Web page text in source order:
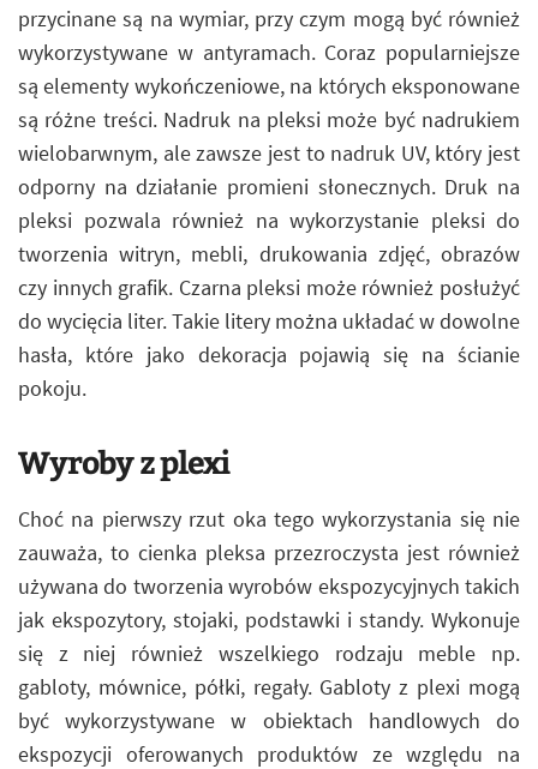
przycinane są na wymiar, przy czym mogą być również
wykorzystywane w antyramach. Coraz popularniejsze
są elementy wykończeniowe, na których eksponowane
są różne treści. Nadruk na pleksi może być nadrukiem
wielobarwnym, ale zawsze jest to nadruk UV, który jest
odporny na działanie promieni słonecznych. Druk na
pleksi pozwala również na wykorzystanie pleksi do
tworzenia witryn, mebli, drukowania zdjęć, obrazów
czy innych grafik. Czarna pleksi może również posłużyć
do wycięcia liter. Takie litery można układać w dowolne
hasła, które jako dekoracja pojawią się na ścianie
pokoju.
Wyroby z plexi
Choć na pierwszy rzut oka tego wykorzystania się nie
zauważa, to cienka pleksa przezroczysta jest również
używana do tworzenia wyrobów ekspozycyjnych takich
jak ekspozytory, stojaki, podstawki i standy. Wykonuje
się z niej również wszelkiego rodzaju meble np.
gabloty, mównice, półki, regały. Gabloty z plexi mogą
być wykorzystywane w obiektach handlowych do
ekspozycji oferowanych produktów ze względu na